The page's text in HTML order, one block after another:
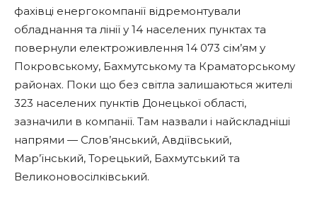
фахівці енергокомпанії відремонтували
обладнання та лінії у 14 населених пунктах та
повернули електроживлення 14 073 сім’ям у
Покровському, Бахмутському та Краматорському
районах. Поки що без світла залишаються жителі
323 населених пунктів Донецької області,
зазначили в компанії. Там назвали і найскладніші
напрями — Слов’янський, Авдіївський,
Мар’їнський, Торецький, Бахмутський та
Великоновосілківський.